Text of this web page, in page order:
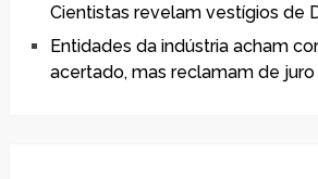
Cientistas revelam vestígios de
Entidades da indústria acham
acertado, mas reclamam de